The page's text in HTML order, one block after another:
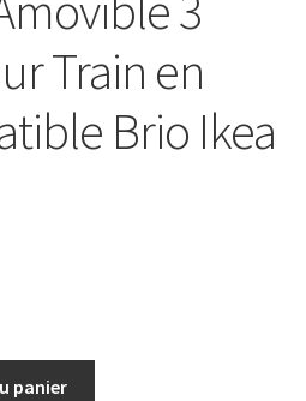
Train en
Brio Ikea
panier